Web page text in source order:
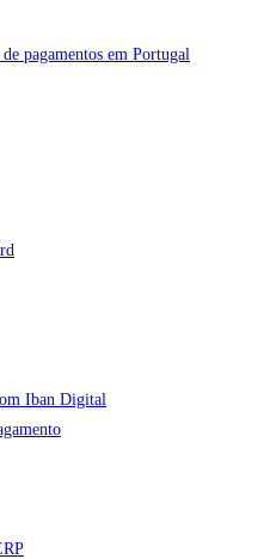
pagamentos em Portugal
Iban Digital